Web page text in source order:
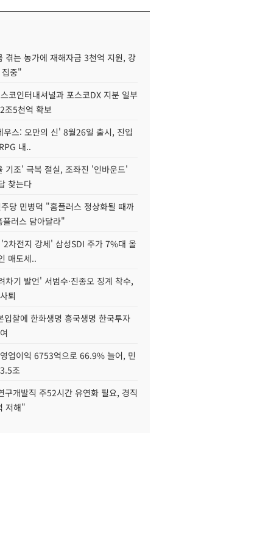
겪는 농가에 재해자금 3천억 지원, 강
중"
코인터내셔널과 포스코DX 지분 일부
조5천억 확보
스: 오만의 신' 8월26일 출시, 진입
내..
기조' 극복 절실, 조좌진 '인바운드'
찾는다
당 민병덕 "홈플러스 정상화될 때까
플러스 담아달라"
차전지 강세' 삼성SDI 주가 7%대 올
매도세..
차기 발언' 서범수·진종오 징계 착수,
퇴
입찰에 한화생명 흥국생명 한국투자
업이익 6753억으로 66.9% 늘어, 민
조
구개발직 주52시간 유연화 필요, 경직
저해"